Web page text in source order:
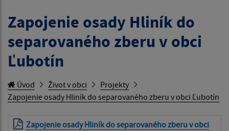
Zapojenie osady Hliník do
separovaného zberu v obci
Ľubotín
Úvod Život v obci
Projekty
Zapojenie osady Hliník do separovaného zberu v obci Ľubotín
Zapojenie osady Hliník do separovaného zberu v obci